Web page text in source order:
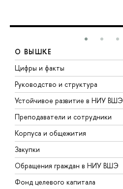
О ВЫШКЕ
Цифры и факты
Руководство и структура
Устойчивое развитие в НИУ ВШЭ
Преподаватели и сотрудники
Корпуса и общежития
Закупки
Обращения граждан в НИУ ВШЭ
Фонд целевого капитала